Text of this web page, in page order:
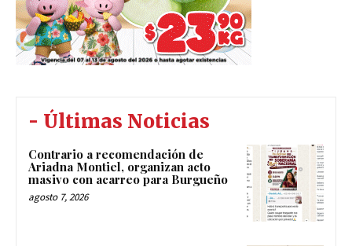
- Últimas Noticias
Contrario a recomendación de
Ariadna Montiel, organizan acto
masivo con acarreo para Burgueño
agosto 7, 2026